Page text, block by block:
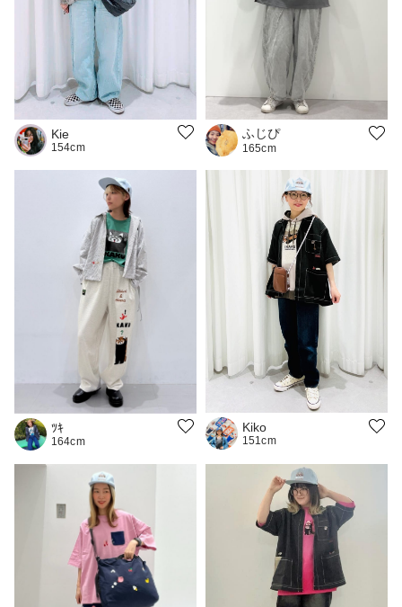
Kie
154cm
ふじぴ
165cm
ﾂｷ
164cm
Kiko
151cm